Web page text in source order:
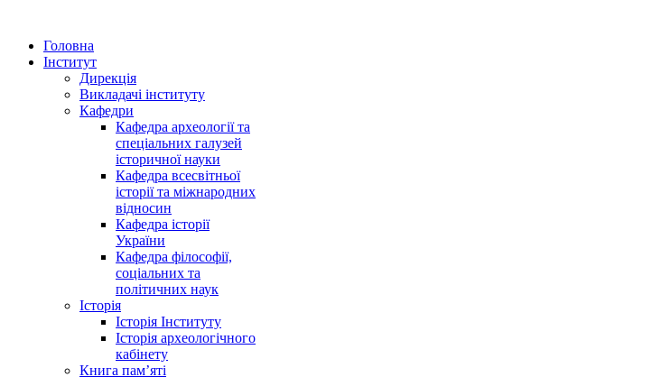
Головна
Інститут
Дирекція
Викладачі інституту
Кафедри
Кафедра археології та
спеціальних галузей
історичної науки
Кафедра всесвітньої
історії та міжнародних
відносин
Кафедра історії
України
Кафедра філософії,
соціальних та
політичних наук
Історія
Історія Інституту
Історія археологічного
кабінету
Книга памʼяті